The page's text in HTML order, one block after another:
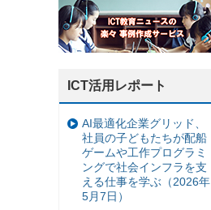
ICT活用レポート
AI最適化企業グリッド、
社員の子どもたちが配船
ゲームや工作プログラミ
ングで社会インフラを支
える仕事を学ぶ（2026年
5月7日）